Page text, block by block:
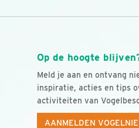
Op de hoogte
Meld je aan en ontvang
inspiratie, acties en tips
activiteiten van
AANMELDEN